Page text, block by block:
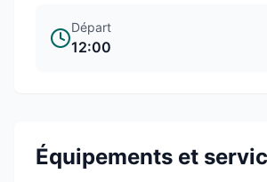
Départ
12:00
Équipements et